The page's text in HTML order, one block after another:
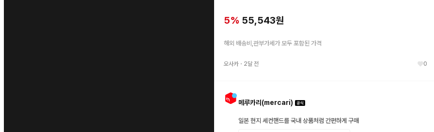
5% 55,543원
해외 배송비,관부가세가 모두 포함된 가격
오사카・ 2달 전 0
메루카리(mercari)
일본 현지 세컨핸드를 국내 상품처럼 간편하게 구매